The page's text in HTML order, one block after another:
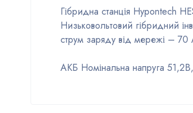
Гібридна станція Hypontech
Низьковольтовий гібридний
струм заряду від мережі –
АКБ Номінальна напруга